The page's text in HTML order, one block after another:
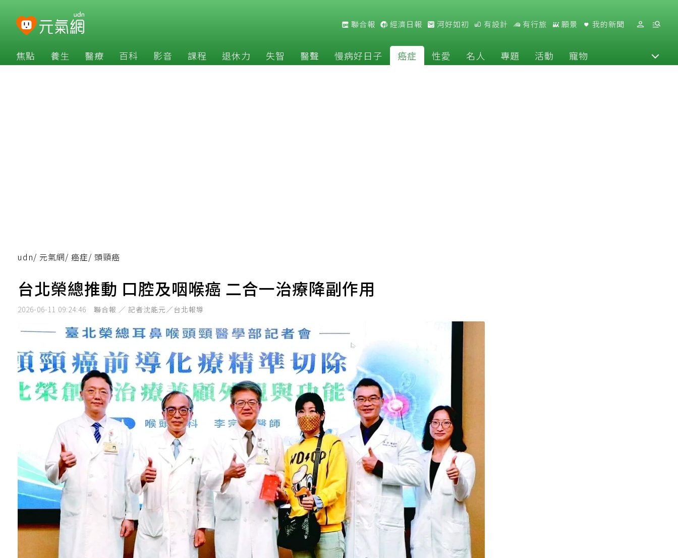
聯合報 經濟日報 河好如初 有設計 有行旅 願景 我的新聞
焦點 養生 醫療 百科 影音 課程 退休力 失智 醫聲 慢病好日子 癌症 性愛 名人 專題 活動 寵物
udn/ 元氣網/ 癌症/ 頭頸癌
台北榮總推動 口腔及咽喉癌 二合一治療降副作用
2026-06-11 09:24:46 聯合報 ／ 記者沈能元／台北報導